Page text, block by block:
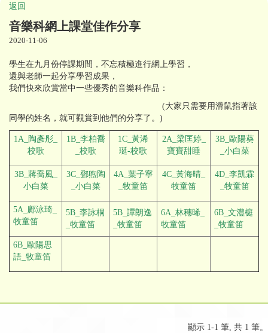
返回
音樂科網上課堂佳作分享
2020-11-06
學生在九月份停課期間，不忘積極進行網上學習，
還與老師一起分享學習成果，
我們快來欣賞當中一些優秀的音樂科作品：
(大家只需要用滑鼠指著該
同學的姓名，就可觀賞到他們的分享了。)
1A_陶彥彤_
校歌
1B_李柏喬
_校歌
1C_黃浠
珽-校歌
2A_梁匡婷_
寶寶甜睡
3B_歐陽葵
_小白菜
3B_蔣喬風_
小白菜
3C_鄧煦陶
_小白菜
4A_葉子寧
_牧童笛
4C_黃海晴_
牧童笛
4D_李凱霖
_牧童笛
5A_鄺泳琦_
牧童笛
5B_李詠桐
_牧童笛
5B_譚朗逸
_牧童笛
6A_林穗晞_
牧童笛
6B_文澧榳
_牧童笛
6B_歐陽思
語_牧童笛
顯示 1-1 筆, 共 1 筆。